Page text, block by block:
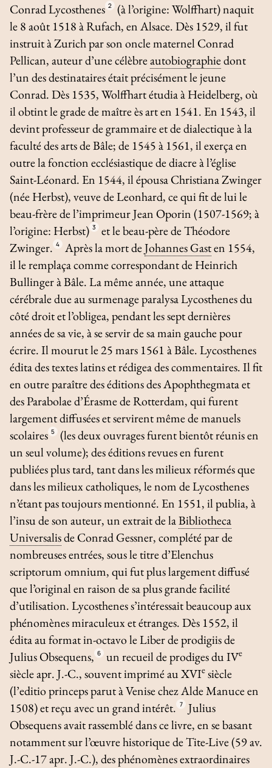
Conrad Lycosthenes 2
(à l’origine: Wolffhart) naquit
le 8 août 1518 à Rufach, en Alsace. Dès 1529, il fut
instruit à Zurich par son oncle maternel Conrad
Pellican, auteur d’une célèbreautobiographiedont
l’un des destinataires était précisément le jeune
Conrad. Dès 1535, Wolffhart étudia à Heidelberg, où
il obtint le grade de maître ès art en 1541. En 1543, il
devint professeur de grammaire et de dialectique à la
faculté des arts de Bâle; de 1545 à 1561, il exerça en
outre la fonction ecclésiastique de diacre à l’église
Saint-Léonard. En 1544, il épousa Christiana Zwinger
(née Herbst), veuve de Leonhard, ce qui fit de lui le
beau-frère de l’imprimeur Jean Oporin (1507-1569; à
l’origine: Herbst) 3
et le beau-père de Théodore
Zwinger. 4 Après la mort deJohannes Gasten 1554,
il le remplaça comme correspondant de Heinrich
Bullinger à Bâle. La même année, une attaque
cérébrale due au surmenage paralysa Lycosthenes du
côté droit et l’obligea, pendant les sept dernières
années de sa vie, à se servir de sa main gauche pour
écrire. Il mourut le 25 mars 1561 à Bâle. Lycosthenes
édita des textes latins et rédigea des commentaires. Il fit
en outre paraître des éditions desApophthegmataet
desParabolaed’Érasme de Rotterdam, qui furent
largement diffusées et servirent même de manuels
scolaires 5
(les deux ouvrages furent bientôt réunis en
un seul volume); des éditions revues en furent
publiées plus tard, tant dans les milieux réformés que
dans les milieux catholiques, le nom de Lycosthenes
n’étant pas toujours mentionné. En 1551, il publia, à
l’insu de son auteur, un extrait de laBibliotheca
Universalisde Conrad Gessner, complété par de
nombreuses entrées, sous le titre d’Elenchus
scriptorum omnium, qui fut plus largement diffusé
que l’original en raison de sa plus grande facilité
d’utilisation. Lycosthenes s’intéressait beaucoup aux
phénomènes miraculeux et étranges. Dès 1552, il
édita au format in-octavo leLiber de prodigiisde
Julius Obsequens, 6 un recueil de prodiges du IVe
siècle apr. J.-C., souvent imprimé au XVIe siècle
(l’editio princepsparut à Venise chez Alde Manuce en
1508) et reçu avec un grand intérêt. 7
Julius
Obsequens avait rassemblé dans ce livre, en se basant
notamment sur l’œuvre historique de Tite-Live (59 av.
J.-C.-17 apr. J.-C.), des phénomènes extraordinaires